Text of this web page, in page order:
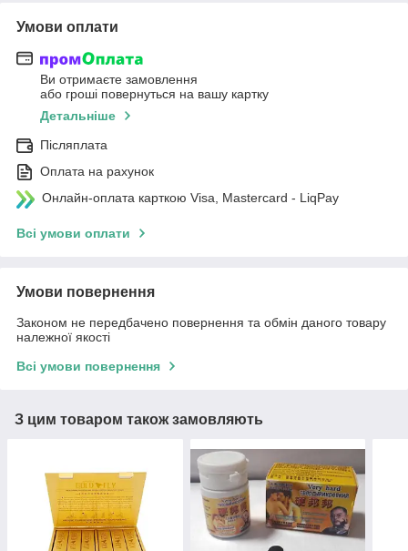
Умови оплати
Ви отримаєте замовлення
або гроші повернуться на вашу картку
Детальніше
Післяплата
Оплата на рахунок
Онлайн-оплата карткою Visa, Mastercard - LiqPay
Всі умови оплати
Умови повернення
Законом не передбачено повернення та обмін даного товару
належної якості
Всі умови повернення
З цим товаром також замовляють